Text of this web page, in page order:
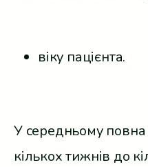
віку пацієнта.
У середньому повна
кількох тижнів до